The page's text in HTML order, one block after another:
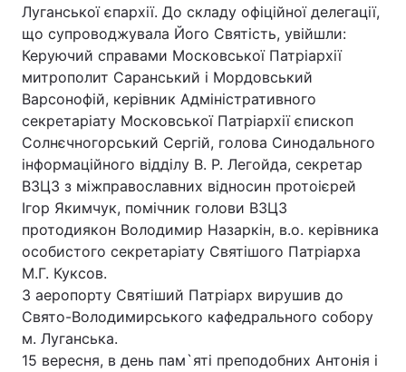
Інтерв'ю Думки
Архів Вакансії
Контакти
Послуги
Тема оформлення
Луганської єпархії. До складу офіційної делегації,
що супроводжувала Його Святість, увійшли:
Керуючий справами Московської Патріархії
митрополит Саранський і Мордовський
Варсонофій, керівник Адміністративного
секретаріату Московської Патріархії єпископ
Солнєчногорський Сергій, голова Синодального
інформаційного відділу В. Р. Легойда, секретар
ВЗЦЗ з міжправославних відносин протоієрей
Ігор Якимчук, помічник голови ВЗЦЗ
протодиякон Володимир Назаркін, в.о. керівника
особистого секретаріату Святішого Патріарха
М.Г. Куксов.
З аеропорту Святіший Патріарх вирушив до
Свято-Володимирського кафедрального собору
м. Луганська.
15 вересня, в день пам`яті преподобних Антонія і